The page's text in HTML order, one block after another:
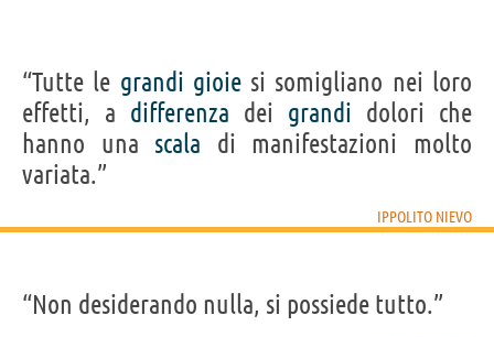
“Tutte le grandi gioiesi somigliano nei loro
effetti, a differenza dei grandi dolori che
hanno una scala di manifestazioni molto
variata.”
IPPOLITO NIEVO
“Non desiderando nulla, si possiede tutto.”